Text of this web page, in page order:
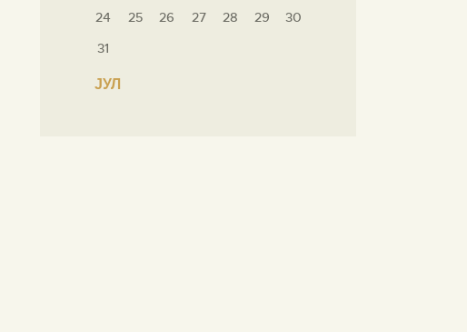
24
25 26 27 28 29
30
31
« ЈУЛ